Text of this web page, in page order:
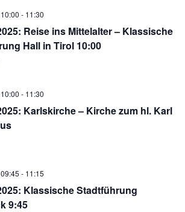
Reise ins Mittelalter – Klassische
Hall in Tirol 10:00
- 11:30
Karlskirche – Kirche zum hl. Karl
- 11:30
Klassische Stadtführung
9:45
- 11:15